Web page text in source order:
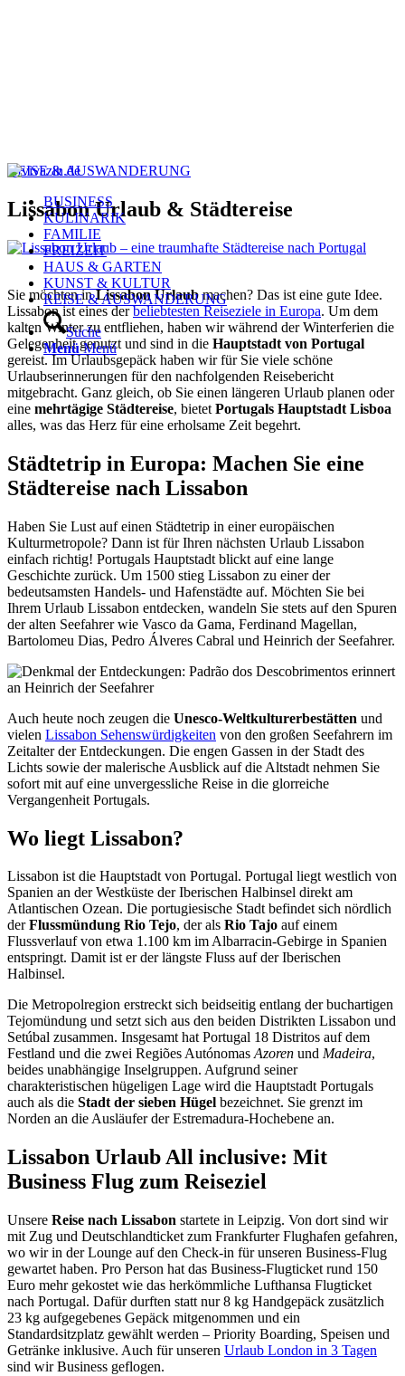
BUSINESS
KULINARIK
FAMILIE
FREIZEIT
HAUS & GARTEN
KUNST & KULTUR
REISE & AUSWANDERUNG
Suche
Menü Menü
REISE & AUSWANDERUNG
Lissabon Urlaub & Städtereise
Sie möchten inLissabon Urlaubmachen? Das ist eine gute Idee.
Lissabon ist eines derbeliebtesten Reiseziele in Europa. Um dem
kalten Winter zu entfliehen, haben wir während der Winterferien die
Gelegenheit genutzt und sind in die Hauptstadt von Portugal
gereist. Im Urlaubsgepäck haben wir für Sie viele schöne
Urlaubserinnerungen für den nachfolgenden Reisebericht
mitgebracht. Ganz gleich, ob Sie einen längeren Urlaub planen oder
eine mehrtägige Städtereise, bietet Portugals Hauptstadt Lisboa
alles, was das Herz für eine erholsame Zeit begehrt.
Städtetrip in Europa: Machen Sie eine
Städtereise nach Lissabon
Haben Sie Lust auf einen Städtetrip in einer europäischen
Kulturmetropole? Dann ist für Ihren nächsten Urlaub Lissabon
einfach richtig! Portugals Hauptstadt blickt auf eine lange
Geschichte zurück. Um 1500 stieg Lissabon zu einer der
bedeutsamsten Handels- und Hafenstädte auf. Möchten Sie bei
Ihrem Urlaub Lissabon entdecken, wandeln Sie stets auf den Spuren
der alten Seefahrer wie Vasco da Gama, Ferdinand Magellan,
Bartolomeu Dias, Pedro Álveres Cabral und Heinrich der Seefahrer.
Auch heute noch zeugen die Unesco-Weltkulturerbestätten und
vielen Lissabon Sehenswürdigkeiten von den großen Seefahrern im
Zeitalter der Entdeckungen. Die engen Gassen in der Stadt des
Lichts sowie der malerische Ausblick auf die Altstadt nehmen Sie
sofort mit auf eine unvergessliche Reise in die glorreiche
Vergangenheit Portugals.
Wo liegt Lissabon?
Lissabon ist die Hauptstadt von Portugal. Portugal liegt westlich von
Spanien an der Westküste der Iberischen Halbinsel direkt am
Atlantischen Ozean. Die portugiesische Stadt befindet sich nördlich
derFlussmündung Rio Tejo, der als Rio Tajo auf einem
Flussverlauf von etwa 1.100 km im Albarracin-Gebirge in Spanien
entspringt. Damit ist er der längste Fluss auf der Iberischen
Halbinsel.
Die Metropolregion erstreckt sich beidseitig entlang der buchartigen
Tejomündung und setzt sich aus den beiden Distrikten Lissabon und
Setúbal zusammen. Insgesamt hat Portugal 18 Distritos auf dem
Festland und die zwei Regiões AutónomasAzoren und Madeira,
beides unabhängige Inselgruppen. Aufgrund seiner
charakteristischen hügeligen Lage wird die Hauptstadt Portugals
auch als die Stadt der sieben Hügel bezeichnet. Sie grenzt im
Norden an die Ausläufer der Estremadura-Hochebene an.
Lissabon Urlaub All inclusive: Mit
Business Flug zum Reiseziel
Unsere Reise nach Lissabon startete in Leipzig. Von dort sind wir
mit Zug und Deutschlandticket zum Frankfurter Flughafen gefahren,
wo wir in der Lounge auf den Check-in für unseren Business-Flug
gewartet haben. Pro Person hat das Business-Flugticket rund 150
Euro mehr gekostet wie das herkömmliche Lufthansa Flugticket
nach Portugal. Dafür durften statt nur 8 kg Handgepäck zusätzlich
23 kg aufgegebenes Gepäck mitgenommen und ein
Standardsitzplatz gewählt werden – Priority Boarding, Speisen und
Getränke inklusive. Auch für unseren Urlaub London in 3 Tagen
sind wir Business geflogen.